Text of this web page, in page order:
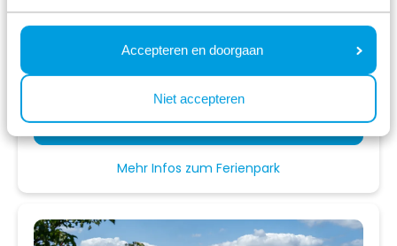
Accepteren en doorgaan
Niet accepteren
Fr 14. August - Mo 17. August
589,00 €
Unterkünfte ansehen
Mehr Infos zum Ferienpark